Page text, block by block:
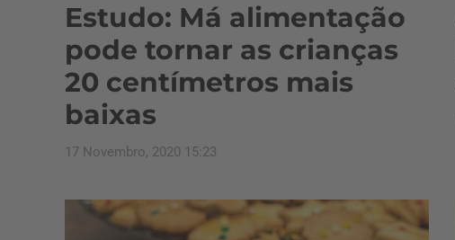
Estudo: Má alimentação
pode tornar as crianças
20 centímetros mais
baixas
17 Novembro, 2020 15:23